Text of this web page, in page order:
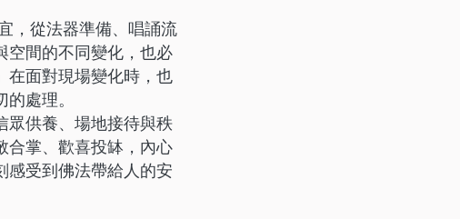
，從法器準備、唱誦流
空間的不同變化，也必
在面對現場變化時，也
處理。
眾供養、場地接待與秩
合掌、歡喜投缽，內心
感受到佛法帶給人的安